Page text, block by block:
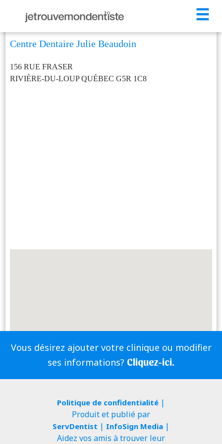
☰
Centre Dentaire Julie Beaudoin
156 RUE FRASER
RIVIÈRE-DU-LOUPQUÉBEC G5R 1C8
Vous désirez ajouter votre clinique ou modifier
ses informations? Cliquez-ici.
Politique de confidentialité|
Produit et publié par
ServDentist | InfoSign Media|
Aidez vos amis à trouver leur